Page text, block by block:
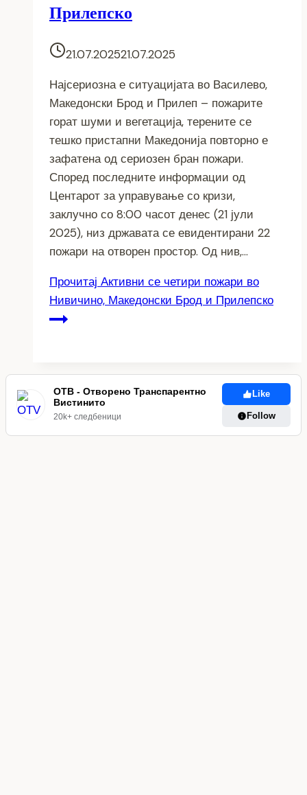
Прилепско
21.07.202521.07.2025
Најсериозна е ситуацијата во Василево,
Македонски Брод и Прилеп – пожарите
горат шуми и вегетација, терените се
тешко пристапни Македонија повторно е
зафатена од сериозен бран пожари.
Според последните информации од
Центарот за управување со кризи,
заклучно со 8:00 часот денес (21 јули
2025), низ државата се евидентирани 22
пожари на отворен простор. Од нив,…
Прочитај Активни се четири пожари во
Нивичино, Македонски Брод и Прилепско
ОТВ - Отворено Транспарентно
Вистинито
20k+ следбеници
Like
Follow